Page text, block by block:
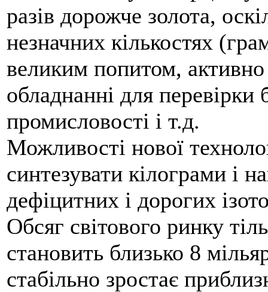
разів дорожче золота,
незначних кількостях
великим попитом,
обладнанні для
промисловості і т.д.
Можливості нової
синтезувати кілограми і
дефіцитних і дорогих
Обсяг світового ринку
становить близько 8
стабільно зростає